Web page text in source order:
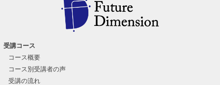
受講コース
コース概要
コース別受講者の声
受講の流れ